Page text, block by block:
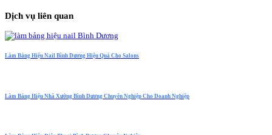
Dịch vụ liên quan
Làm Bảng Hiệu Nail Bình Dương Hiệu Quả Cho Salons
Làm Bảng Hiệu Nhà Xưởng Bình Dương Chuyên Nghiệp Cho Doanh Nghiệp